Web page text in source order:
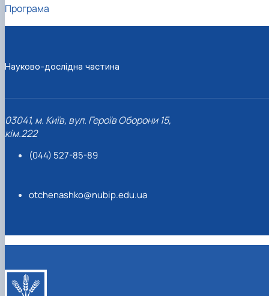
Програма
Науково-дослідна частина
03041, м. Київ, вул. Героїв Оборони 15,
кім.222
(044) 527-85-89
otchenashko@nubip.edu.ua